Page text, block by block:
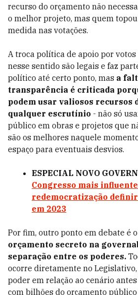
recurso do orçamento não
o melhor projeto, mas quem
medida nas votações.
A troca política de apoio por votos
nesse sentido são legais e faz
político até certo ponto, mas a
transparência é criticada
podem usar valiosos recursos
qualquer escrutínio - não só
público em obras e projetos que
são os melhores naquele
espaço para eventuais desvios.
ESPECIAL NOVO
Congresso mais influente
redemocratização
em 2023
Por fim, outro ponto em debate é o
orçamento secreto na
separação entre os poderes.
ocorre diretamente no
poder em relação ao cenário
com bilhões do orçamento